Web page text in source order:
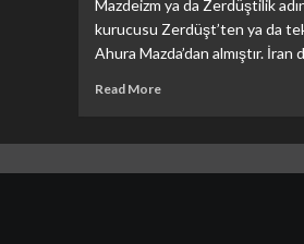
Mazdeizm ya da Zerdüştilik
kurucusu Zerdüşt’ten ya da
Ahura Mazda’dan almıştır. İran
Read MoreRead
Zerdüştlük